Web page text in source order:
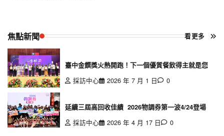
焦點新聞 看更多
臺中金饌獎火熱開跑！下一個優質餐飲得主就是您
採訪中心
2026 年 7 月 1 日 0
延續三屆高回收佳績 2026物調券第一波4/24登場
採訪中心
2026 年 4 月 17 日 0